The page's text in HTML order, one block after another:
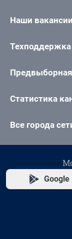
Наши вакансии
Техподдержка
Предвыборная
Статистика
Все города
Google